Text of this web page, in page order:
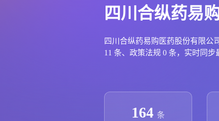
产品立项评估及管线规划
产业/行业调研
投资决策与交易估值
深度分析
政策法规
投融资
时讯
基于市场数据，为您提供全面的市场
政策法规
药品生产企业
王中健
四川合纵药易
四川合纵药易购医药股份有限公
11 条、政策法规 0 条，实时同
164 条